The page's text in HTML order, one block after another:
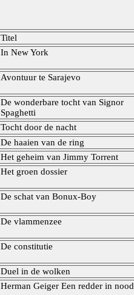
Titel
In New York
Avontuur te Sarajevo
De wonderbare tocht van Signor
Spaghetti
Tocht door de nacht
De haaien van de ring
Het geheim van Jimmy Torrent
Het groen dossier
De schat van Bonux-Boy
De vlammenzee
De constitutie
Duel in de wolken
Herman Geiger Een redder in nood